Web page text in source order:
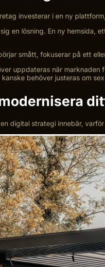
investerar i en ny
en lösning. En ny hemsida,
smått, fokuserar på ett
uppdateras när
behöver justeras om
digital strategi innebär,